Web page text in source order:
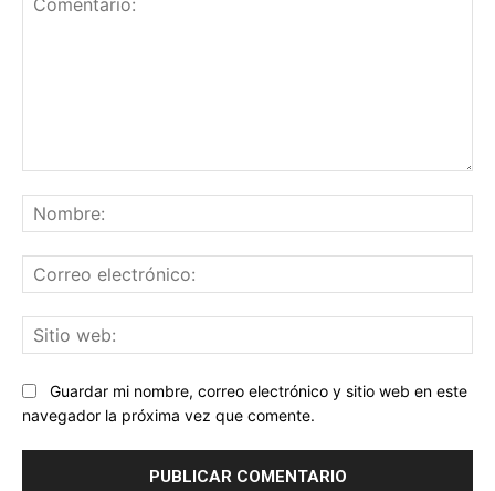
Guardar mi nombre, correo electrónico y sitio web en este
navegador la próxima vez que comente.